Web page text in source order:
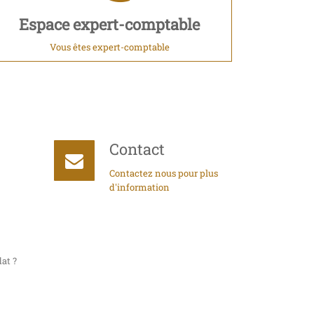
Espace expert-comptable
Vous êtes expert-comptable
Contact
Contactez nous pour plus
d'information
?